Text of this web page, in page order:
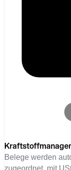
Belege werden
zugeordnet, mit